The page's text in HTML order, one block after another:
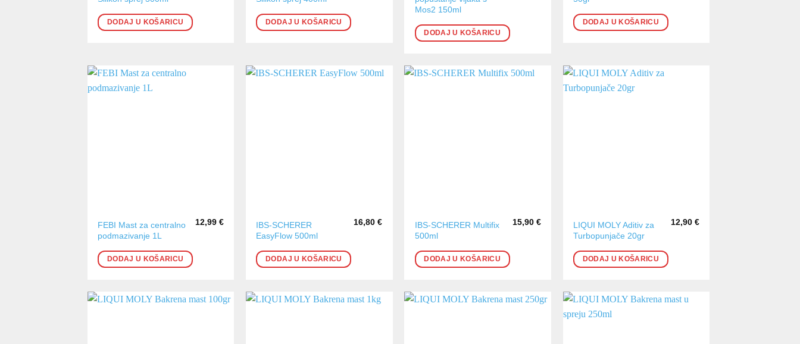
DODAJ U KOŠARICU DODAJ U KOŠARICU
Mos2 150ml
DODAJ U KOŠARICU
DODAJ U KOŠARICU
FEBI Mast za centralno
podmazivanje 1L
12,99€
DODAJ U KOŠARICU
IBS-SCHERER
EasyFlow 500ml
16,80€
DODAJ U KOŠARICU
IBS-SCHERER Multifix
500ml
15,90 €
DODAJ U KOŠARICU
LIQUI MOLY Aditiv za
Turbopunjače 20gr
12,90 €
DODAJ U KOŠARICU